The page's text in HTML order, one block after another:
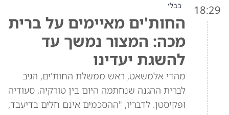
18:29 בבלי
החות'ים מאיימים על ברית
מכה: המצור נמשך עד
להשגת יעדינו
מהדי אלמשאט, ראש ממשלת החות'ים, הגיב
לברית ההגנה שנחתמה היום בין טורקיה, סעודיה
ופקיסטן. לדבריו, "ההסכמים אינם חלים בדיעבד,